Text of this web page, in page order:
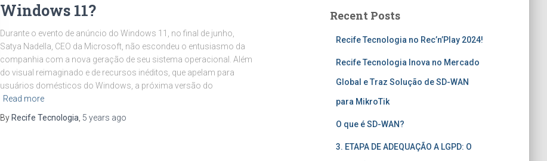
Windows 11?
Durante o evento de anúncio do Windows 11, no final de junho,
Satya Nadella, CEO da Microsoft, não escondeu o entusiasmo da
companhia com a nova geração de seu sistema operacional. Além
do visual reimaginado e de recursos inéditos, que apelam para
usuários domésticos do Windows, a próxima versão do
Read more
By Recife Tecnologia 5 years ago
Recent Posts
Recife Tecnologia no Rec’n’Play 2024!
Recife Tecnologia Inova no Mercado
Global e Traz Solução de SD-WAN
para MikroTik
O que é SD-WAN?
3. ETAPA DE ADEQUAÇÃO A LGPD: O